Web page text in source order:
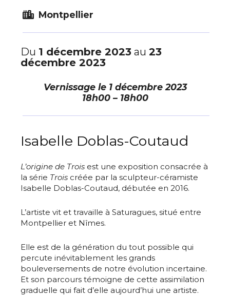
Montpellier
Du 1 décembre 2023 au 23
décembre 2023
Vernissage le 1 décembre 2023
18h00 – 18h00
Isabelle Doblas-Coutaud
L’origine de Trois est une exposition consacrée à
la série Trois créée par la sculpteur-céramiste
Isabelle Doblas-Coutaud, débutée en 2016.
L’artiste vit et travaille à Saturagues, situé entre
Montpellier et Nîmes.
Elle est de la génération du tout possible qui
percute inévitablement les grands
bouleversements de notre évolution incertaine.
Et son parcours témoigne de cette assimilation
graduelle qui fait d’elle aujourd’hui une artiste.